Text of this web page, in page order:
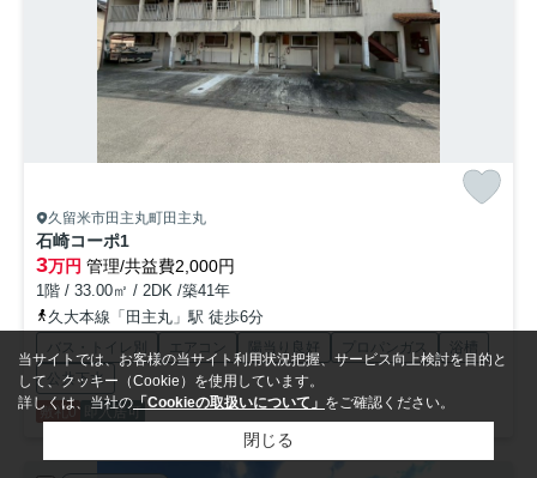
久留米市田主丸町田主丸
石崎コーポ1
3万円 管理/共益費2,000円
1階 / 33.00㎡ / 2DK /築41年
久大本線「田主丸」駅 徒歩6分
バス・トイレ別 エアコン 陽当り良好 プロパンガス
浴槽
公共下水
敷礼0
即入居可
当サイトでは、お客様の当サイト利用状況把握、サービス向上検討を目的と
して、クッキー（Cookie）を使用しています。
詳しくは、当社の「Cookieの取扱いについて」 をご確認ください。
閉じる